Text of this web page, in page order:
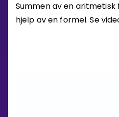
Summen av en aritmetisk
hjelp av en formel. Se